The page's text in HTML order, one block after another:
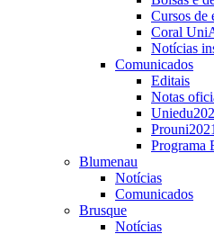
Cursos de
Coral
Notícias
Comunicados
Editais
Notas
Prouni2021
Programa
Blumenau
Notícias
Comunicados
Brusque
Notícias